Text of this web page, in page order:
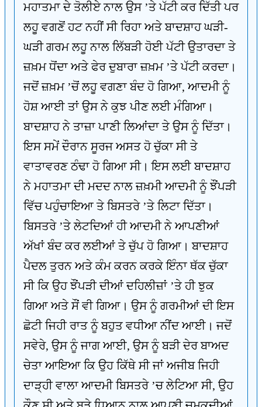
ਮਹਾਤਮਾ ਦੇ ਤੋਲੀਏ ਨਾਲ ਉਸ ’ਤੇ ਪੱਟੀ ਕਰ ਦਿੱਤੀ ਪਰ
ਲਹੂ ਵਗਣੋਂ ਹਟ ਨਹੀਂ ਸੀ ਰਿਹਾ ਅਤੇ ਬਾਦਸ਼ਾਹ ਘੜੀ-
ਘੜੀ ਗਰਮ ਲਹੂ ਨਾਲ ਲਿੱਬੜੀ ਹੋਈ ਪੱਟੀ ਉਤਾਰਦਾ ਤੇ
ਜ਼ਖ਼ਮ ਧੋਂਦਾ ਅਤੇ ਫੇਰ ਦੁਬਾਰਾ ਜ਼ਖ਼ਮ ’ਤੇ ਪੱਟੀ ਕਰਦਾ।
ਜਦੋਂ ਜ਼ਖ਼ਮ ’ਚੋਂ ਲਹੂ ਵਗਣਾ ਬੰਦ ਹੋ ਗਿਆ, ਆਦਮੀ ਨੂੰ
ਹੋਸ਼ ਆਈ ਤਾਂ ਉਸ ਨੇ ਕੁਝ ਪੀਣ ਲਈ ਮੰਗਿਆ।
ਬਾਦਸ਼ਾਹ ਨੇ ਤਾਜ਼ਾ ਪਾਣੀ ਲਿਆਂਦਾ ਤੇ ਉਸ ਨੂੰ ਦਿੱਤਾ।
ਇਸ ਸਮੇਂ ਦੌਰਾਨ ਸੂਰਜ ਅਸਤ ਹੋ ਚੁੱਕਾ ਸੀ ਤੇ
ਵਾਤਾਵਰਣ ਠੰਢਾ ਹੋ ਗਿਆ ਸੀ। ਇਸ ਲਈ ਬਾਦਸ਼ਾਹ
ਨੇ ਮਹਾਤਮਾ ਦੀ ਮਦਦ ਨਾਲ ਜ਼ਖ਼ਮੀ ਆਦਮੀ ਨੂੰ ਝੌਂਪੜੀ
ਵਿੱਚ ਪਹੁੰਚਾਇਆ ਤੇ ਬਿਸਤਰੇ ’ਤੇ ਲਿਟਾ ਦਿੱਤਾ।
ਬਿਸਤਰੇ ’ਤੇ ਲੇਟਦਿਆਂ ਹੀ ਆਦਮੀ ਨੇ ਆਪਣੀਆਂ
ਅੱਖਾਂ ਬੰਦ ਕਰ ਲਈਆਂ ਤੇ ਚੁੱਪ ਹੋ ਗਿਆ। ਬਾਦਸ਼ਾਹ
ਪੈਦਲ ਤੁਰਨ ਅਤੇ ਕੰਮ ਕਰਨ ਕਰਕੇ ਇੰਨਾ ਥੱਕ ਚੁੱਕਾ
ਸੀ ਕਿ ਉਹ ਝੌਂਪੜੀ ਦੀਆਂ ਦਹਿਲੀਜ਼ਾਂ ’ਤੇ ਹੀ ਝੁਕ
ਗਿਆ ਅਤੇ ਸੌਂ ਵੀ ਗਿਆ। ਉਸ ਨੂੰ ਗਰਮੀਆਂ ਦੀ ਇਸ
ਛੋਟੀ ਜਿਹੀ ਰਾਤ ਨੂੰ ਬਹੁਤ ਵਧੀਆ ਨੀਂਦ ਆਈ। ਜਦੋਂ
ਸਵੇਰੇ, ਉਸ ਨੂੰ ਜਾਗ ਆਈ, ਉਸ ਨੂੰ ਬੜੀ ਦੇਰ ਬਾਅਦ
ਚੇਤਾ ਆਇਆ ਕਿ ਉਹ ਕਿੱਥੇ ਸੀ ਜਾਂ ਅਜੀਬ ਜਿਹੀ
ਦਾੜ੍ਹੀ ਵਾਲਾ ਆਦਮੀ ਬਿਸਤਰੇ ’ਚ ਲੇਟਿਆ ਸੀ, ਉਹ